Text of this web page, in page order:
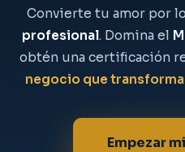
Convierte tu amor por
profesional. Domina el
obtén una certificación
negocio que
Empezar